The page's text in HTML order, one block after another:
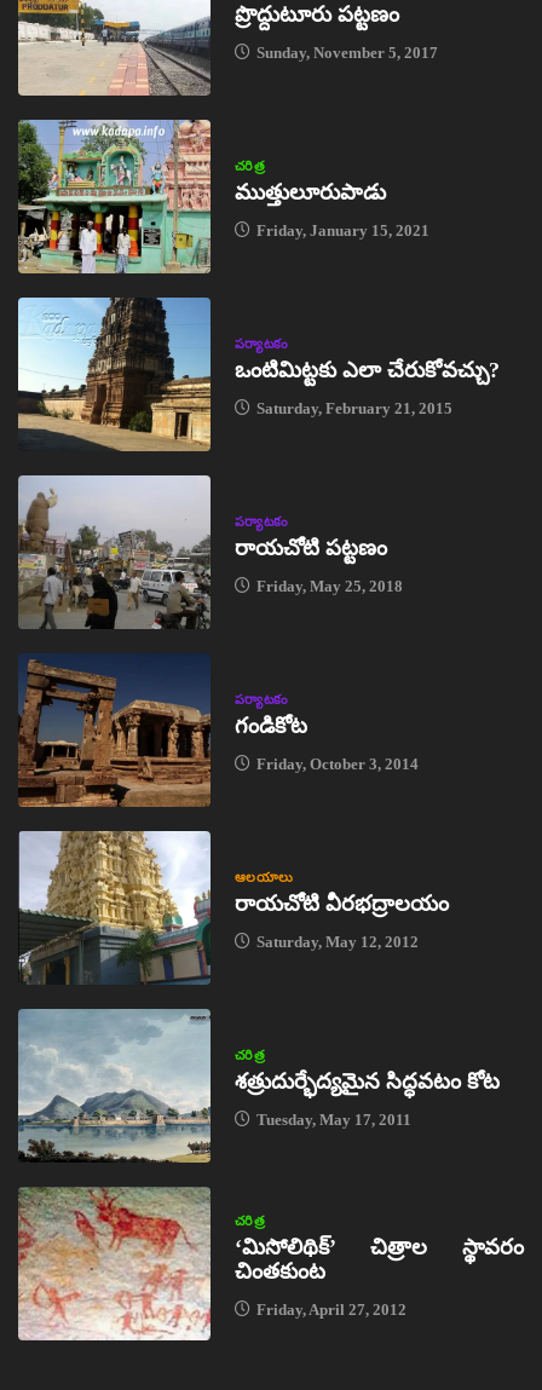
ప్రొద్దుటూరు పట్టణం
Sunday, November 5, 2017
చరిత్ర
ముత్తులూరుపాడు
Friday, January 15, 2021
పర్యాటకం
ఒంటిమిట్టకు ఎలా చేరుకోవచ్చు?
Saturday, February 21, 2015
పర్యాటకం
రాయచోటి పట్టణం
Friday, May 25, 2018
పర్యాటకం
గండికోట
Friday, October 3, 2014
ఆలయాలు
రాయచోటి వీరభద్రాలయం
Saturday, May 12, 2012
చరిత్ర
శత్రుదుర్భేద్యమైన సిద్ధవటం కోట
Tuesday, May 17, 2011
చరిత్ర
‘మిసోలిథిక్‌’ చిత్రాల స్థావరం
చింతకుంట
Friday, April 27, 2012